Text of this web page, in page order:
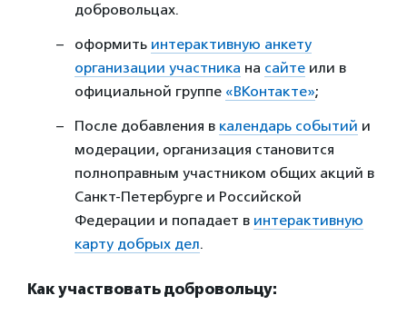
добровольцах.
оформить интерактивную анкету
организации участника на сайте или в
официальной группе «ВКонтакте»;
После добавления в календарь событий и
модерации, организация становится
полноправным участником общих акций в
Санкт-Петербурге и Российской
Федерации и попадает в интерактивную
карту добрых дел.
Как участвовать добровольцу: